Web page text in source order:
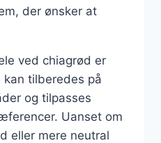
der ønsker at
ved chiagrød er
kan tilberedes på
og tilpasses
Uanset om
eller mere neutral